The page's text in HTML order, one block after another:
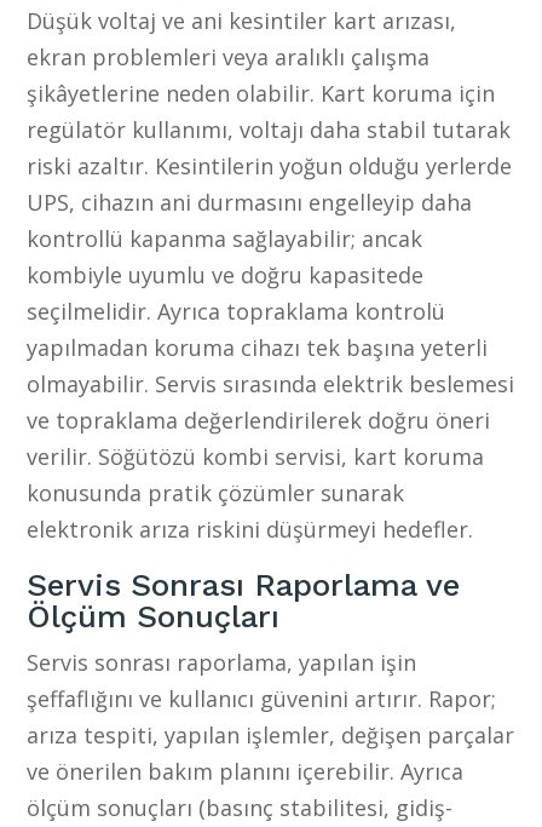
Düşük voltaj ve ani kesintiler kart arızası,
ekran problemleri veya aralıklı çalışma
şikâyetlerine neden olabilir. Kart koruma için
regülatör kullanımı, voltajı daha stabil tutarak
riski azaltır. Kesintilerin yoğun olduğu yerlerde
UPS, cihazın ani durmasını engelleyip daha
kontrollü kapanma sağlayabilir; ancak
kombiyle uyumlu ve doğru kapasitede
seçilmelidir. Ayrıca topraklama kontrolü
yapılmadan koruma cihazı tek başına yeterli
olmayabilir. Servis sırasında elektrik beslemesi
ve topraklama değerlendirilerek doğru öneri
verilir. Söğütözü kombi servisi, kart koruma
konusunda pratik çözümler sunarak
elektronik arıza riskini düşürmeyi hedefler.
Servis Sonrası Raporlama ve
Ölçüm Sonuçları
Servis sonrası raporlama, yapılan işin
şeffaflığını ve kullanıcı güvenini artırır. Rapor;
arıza tespiti, yapılan işlemler, değişen parçalar
ve önerilen bakım planını içerebilir. Ayrıca
ölçüm sonuçları (basınç stabilitesi, gidiş-